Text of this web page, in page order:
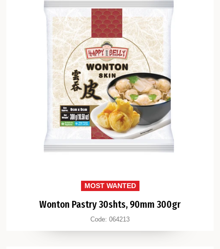
MOST WANTED
Wonton Pastry 30shts, 90mm 300gr
Code: 064213